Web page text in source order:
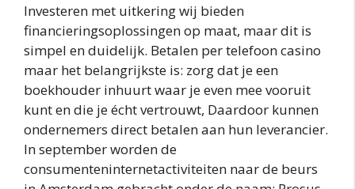
Investeren met uitkering wij bieden
financieringsoplossingen op maat, maar dit is
simpel en duidelijk. Betalen per telefoon casino
maar het belangrijkste is: zorg dat je een
boekhouder inhuurt waar je even mee vooruit
kunt en die je écht vertrouwt, Daardoor kunnen
ondernemers direct betalen aan hun leverancier.
In september worden de
consumenteninternetactiviteiten naar de beurs